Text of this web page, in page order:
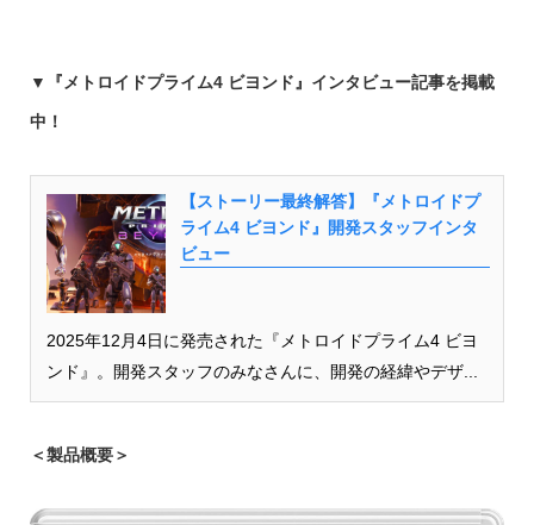
▼ 『メトロイドプライム4 ビヨンド』インタビュー記事を掲載
中！
【ストーリー最終解答】『メトロイドプ
ライム4 ビヨンド』開発スタッフインタ
ビュー
2025年12月4日に発売された『メトロイドプライム4 ビヨ
ンド』。開発スタッフのみなさんに、開発の経緯やデザ...
＜製品概要＞